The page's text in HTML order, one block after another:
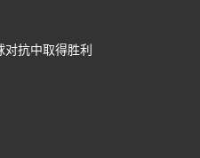
抗中取得胜利